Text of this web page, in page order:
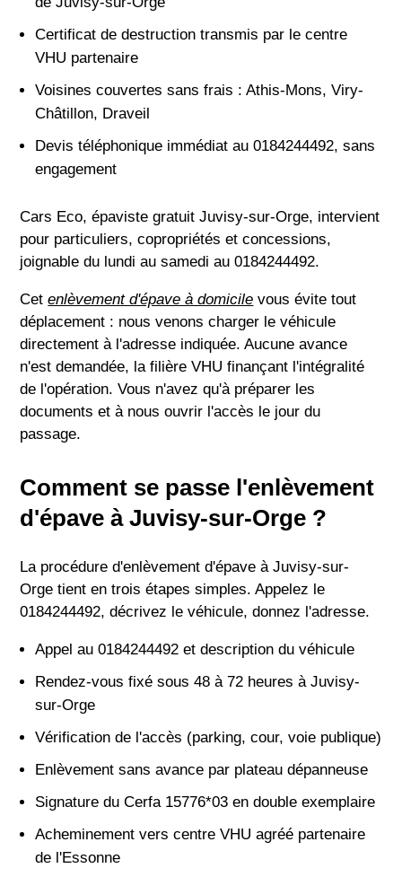
Certificat de destruction transmis par le centre
VHU partenaire
Voisines couvertes sans frais : Athis-Mons, Viry-
Châtillon, Draveil
Devis téléphonique immédiat au 0184244492, sans
engagement
Cars Eco, épaviste gratuit Juvisy-sur-Orge, intervient
pour particuliers, copropriétés et concessions,
joignable du lundi au samedi au 0184244492.
Cetenlèvement d'épave à domicile vous évite tout
déplacement : nous venons charger le véhicule
directement à l'adresse indiquée. Aucune avance
n'est demandée, la filière VHU finançant l'intégralité
de l'opération. Vous n'avez qu'à préparer les
documents et à nous ouvrir l'accès le jour du
passage.
Comment se passe l'enlèvement
d'épave à Juvisy-sur-Orge ?
La procédure d'enlèvement d'épave à Juvisy-sur-
Orge tient en trois étapes simples. Appelez le
0184244492, décrivez le véhicule, donnez l'adresse.
Appel au 0184244492 et description du véhicule
Rendez-vous fixé sous 48 à 72 heures à Juvisy-
sur-Orge
Vérification de l'accès (parking, cour, voie publique)
Enlèvement sans avance par plateau dépanneuse
Signature du Cerfa 15776*03 en double exemplaire
Acheminement vers centre VHU agréé partenaire
de l'Essonne